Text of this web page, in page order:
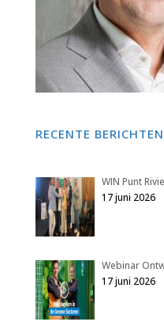
RECENTE BERICHTEN
WIN Punt
17 juni 2026
Webinar
17 juni 2026